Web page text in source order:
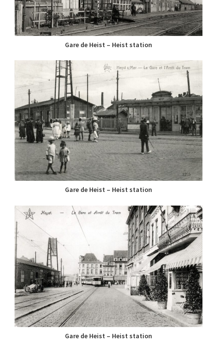
Gare de Heist – Heist station
Gare de Heist – Heist station
Gare de Heist – Heist station